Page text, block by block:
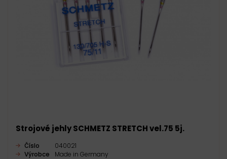
Strojové jehly SCHMETZ STRETCH vel.75 5j.
Číslo
040021
Výrobce
Made in Germany